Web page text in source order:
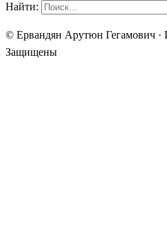
Найти:
© Ервандян Арутюн Гегамович ·
Защищены